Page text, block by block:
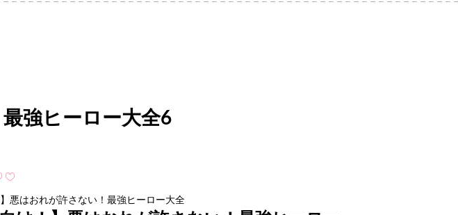
強ヒーロー大全6
】悪はおれが許さない！最強ヒーロー大全